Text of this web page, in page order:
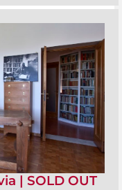
| SOLD OUT